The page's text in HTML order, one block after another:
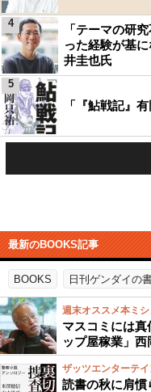
「テーマの研
った経験が基
井圭也氏
4
「『鮎戦記』
5
最新のBOOKS記事
BOOKS 日刊ゲンダイの
週末オススメ本ミ
マスコミには真
ップ屋稼業」西
ザッツエンターテイ
読書の秋に肩慣